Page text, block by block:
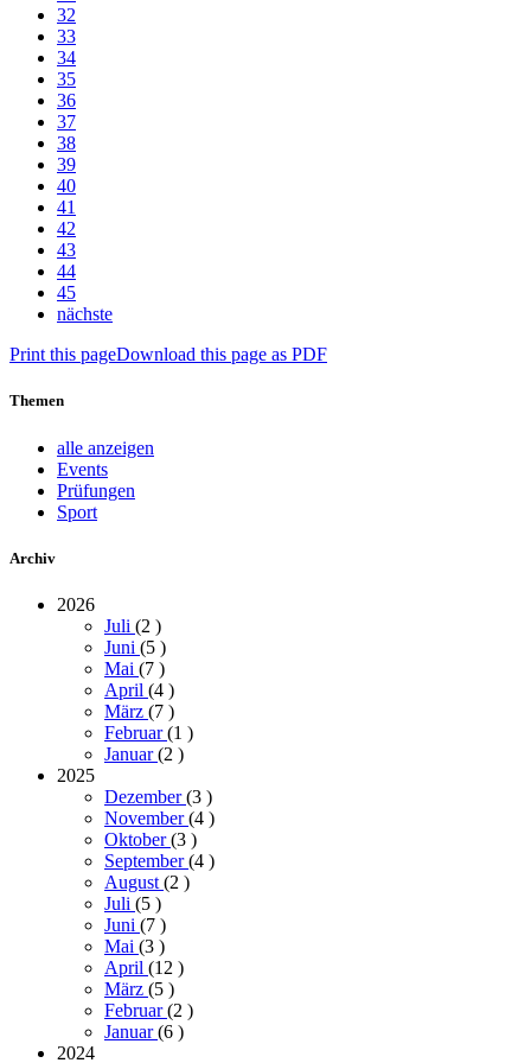
32
33
34
35
36
37
38
39
40
41
42
43
44
45
nächste
Print this pageDownload this page as PDF
Themen
alle anzeigen
Events
Prüfungen
Sport
Archiv
2026
Juli (2 )
Juni (5 )
Mai (7 )
April (4 )
März (7 )
Februar(1 )
Januar(2 )
2025
Dezember(3 )
November(4 )
Oktober(3 )
September(4 )
August (2 )
Juli (5 )
Juni (7 )
Mai (3 )
April (12 )
März (5 )
Februar(2 )
Januar(6 )
2024